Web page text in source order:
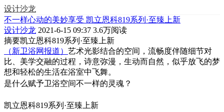
设计沙龙
不一样心动的美妙享受 凯立恩科819系列·至臻上新
设计沙龙 2021-6-15 09:37 3.6万阅读
摘要凯立恩科819系列·至臻上新
（新卫浴网报道） 艺术光影结合的空间，流畅度伴随细节对
比、美学交融的过程，诗意弥漫，生动而自然，似乎放飞的梦
想和轻松的生活在浴室中飞舞。
是什么赋予卫浴空间不一样的灵魂？
凯立恩科819系列·至臻上新